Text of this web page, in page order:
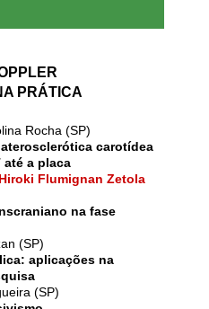
PRÁTICA
Rocha (SP)
carotídea
a placa
Flumignan Zetola
na fase
(SP)
aplicações na
(SP)